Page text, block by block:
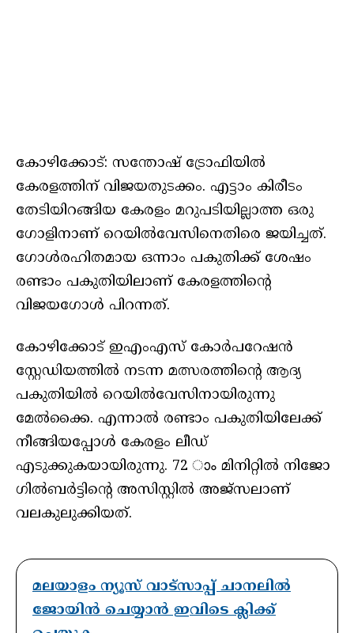
കോഴിക്കോട്: സന്തോഷ് ട്രോഫിയില്‍
കേരളത്തിന് വിജയതുടക്കം. എട്ടാം കിരീടം
തേടിയിറങ്ങിയ കേരളം മറുപടിയില്ലാത്ത ഒരു
ഗോളിനാണ് റെയില്‍വേസിനെതിരെ ജയിച്ചത്.
ഗോള്‍രഹിതമായ ഒന്നാം പകുതിക്ക് ശേഷം
രണ്ടാം പകുതിയിലാണ് കേരളത്തിന്റെ
വിജയഗോള്‍ പിറന്നത്.
കോഴിക്കോട് ഇഎംഎസ് കോര്‍പറേഷന്‍
സ്റ്റേഡിയത്തില്‍ നടന്ന മത്സരത്തിന്റെ ആദ്യ
പകുതിയില്‍ റെയില്‍വേസിനായിരുന്നു
മേല്‍ക്കൈ. എന്നാല്‍ രണ്ടാം പകുതിയിലേക്ക്
നീങ്ങിയപ്പോള്‍ കേരളം ലീഡ്
എടുക്കുകയായിരുന്നു. 72 ാം മിനിറ്റില്‍ നിജോ
ഗില്‍ബര്‍ട്ടിന്റെ അസിസ്റ്റില്‍ അജ്‌സലാണ്
വലകുലുക്കിയത്.
മലയാളം ന്യൂസ് വാട്സാപ്പ് ചാനലിൽ
ജോയിൻ ചെയ്യാൻ ഇവിടെ ക്ലിക്ക്